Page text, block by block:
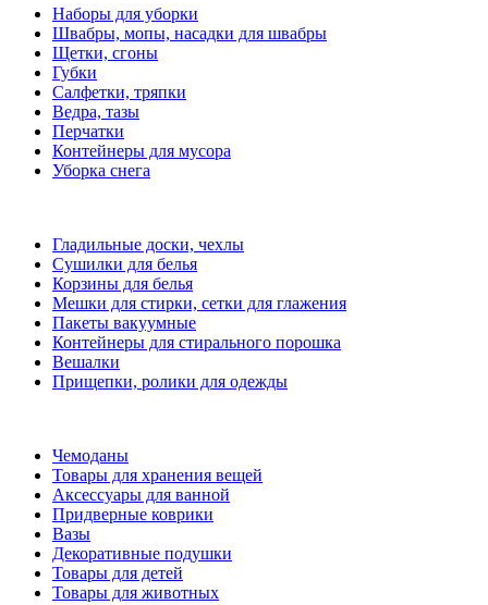
Наборы для уборки
Швабры, мопы, насадки для швабры
Щетки, сгоны
Губки
Салфетки, тряпки
Ведра, тазы
Перчатки
Контейнеры для мусора
Уборка снега
Гладильные доски, чехлы
Сушилки для белья
Корзины для белья
Мешки для стирки, сетки для глажения
Пакеты вакуумные
Контейнеры для стирального порошка
Вешалки
Прищепки, ролики для одежды
Чемоданы
Товары для хранения вещей
Аксессуары для ванной
Придверные коврики
Вазы
Декоративные подушки
Товары для детей
Товары для животных